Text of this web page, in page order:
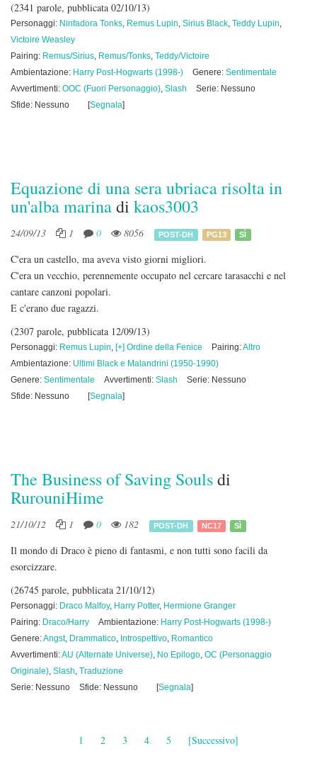
(2341 parole, pubblicata 02/10/13)
Personaggi: Ninfadora Tonks, Remus Lupin, Sirius Black, Teddy Lupin,
Victoire Weasley
Pairing: Remus/Sirius, Remus/Tonks, Teddy/Victoire
Ambientazione: Harry Post-Hogwarts (1998-) Genere: Sentimentale
Avvertimenti: OOC (Fuori Personaggio), Slash
Serie: Nessuno
Sfide: Nessuno
[Segnala]
Equazione di una sera ubriaca risolta in
un'alba marinadi kaos3003
24/09/13 1 0 8056 POST-DH PG13 SÌ
C'era un castello, ma aveva visto giorni migliori.
C'era un vecchio, perennemente occupato nel cercare tarasacchi e nel
cantare canzoni popolari.
E c'erano due ragazzi.
(2307 parole, pubblicata 12/09/13)
Personaggi: Remus Lupin, [+] Ordine della Fenice Pairing:Altro
Ambientazione: Ultimi Black e Malandrini (1950-1990)
Genere: Sentimentale Avvertimenti: Slash
Serie: Nessuno
Sfide: Nessuno
[Segnala]
The Business of Saving Soulsdi
RurouniHime
21/10/12 1 0 182 POST-DH NC17 SÌ
Il mondo di Draco è pieno di fantasmi, e non tutti sono facili da
esorcizzare.
(26745 parole, pubblicata 21/10/12)
Personaggi: Draco Malfoy, Harry Potter, Hermione Granger
Pairing: Draco/Harry Ambientazione: Harry Post-Hogwarts (1998-)
Genere:Angst, Drammatico, Introspettivo, Romantico
Avvertimenti:AU (Alternate Universe), No Epilogo, OC (Personaggio
Originale), Slash, Traduzione
Serie: Nessuno
Sfide: Nessuno [Segnala]
1 2 3 4 5 [Successivo]